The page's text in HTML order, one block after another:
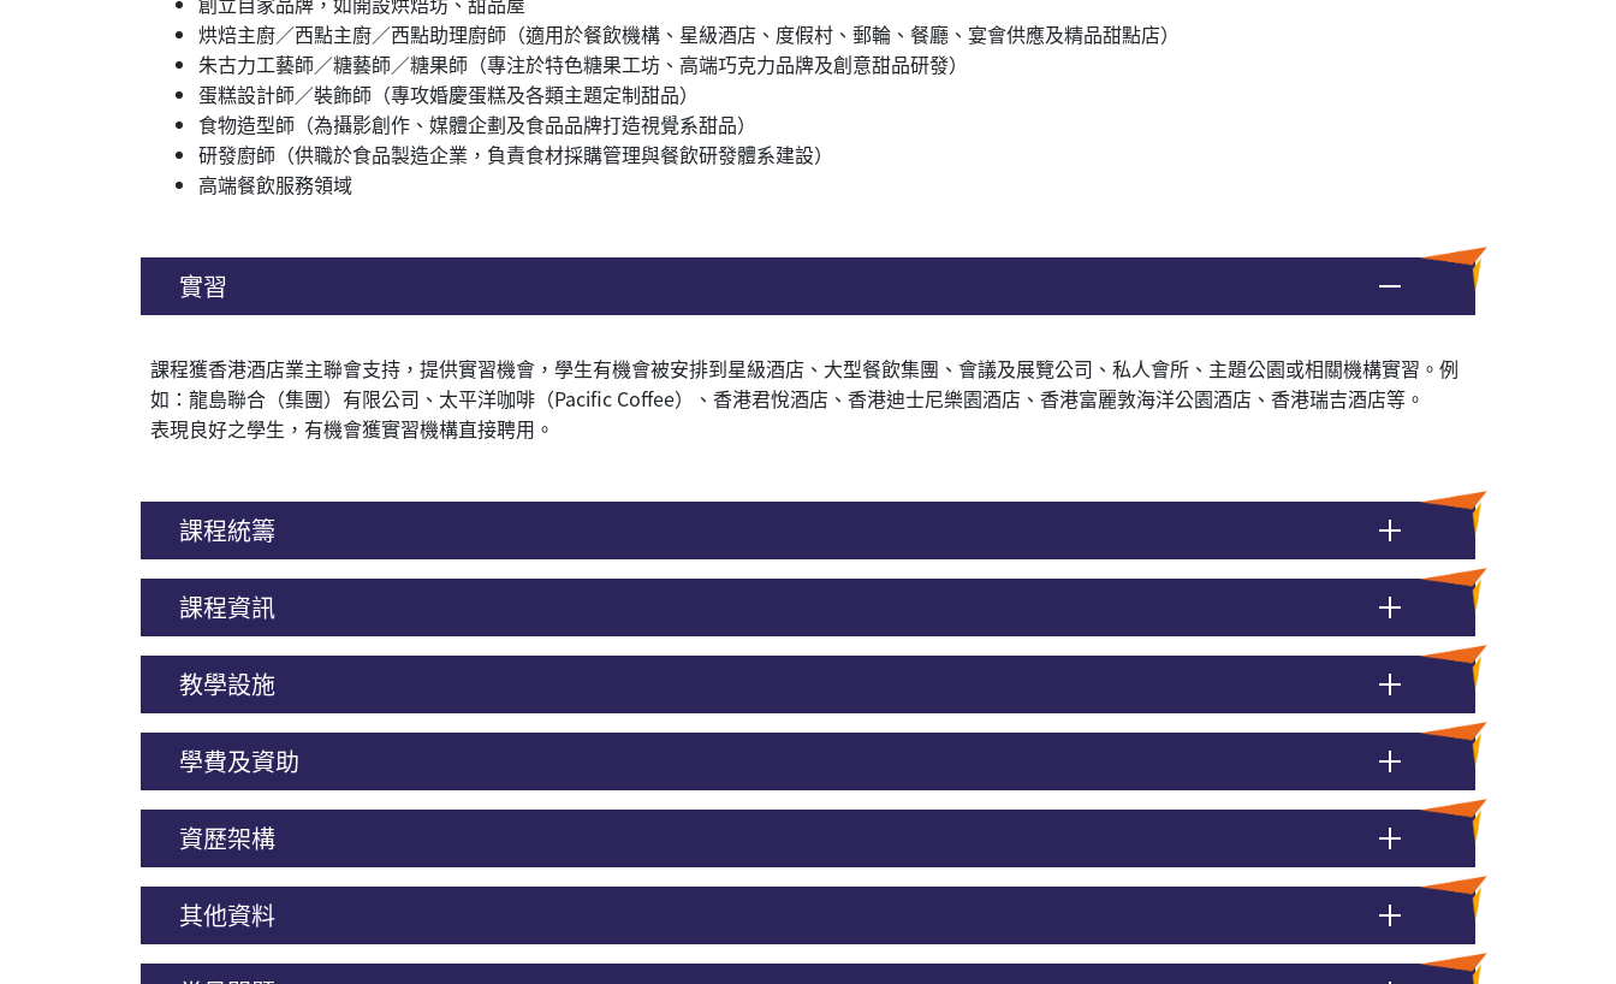
烘焙主廚／西點主廚／西點助理廚師（適用於餐飲機構、星級酒店、度假村、郵輪、餐廳、宴會供應及精品甜點店）
朱古力工藝師／糖藝師／糖果師（專注於特色糖果工坊、高端巧克力品牌及創意甜品研發）
蛋糕設計師／裝飾師（專攻婚慶蛋糕及各類主題定制甜品）
食物造型師（為攝影創作、媒體企劃及食品品牌打造視覺系甜品）
研發廚師（供職於食品製造企業，負責食材採購管理與餐飲研發體系建設）
高端餐飲服務領域
實習
課程獲香港酒店業主聯會支持，提供實習機會，學生有機會被安排到星級酒店、大型餐飲集團、會議及展覽公司、私人會所、主題公園或相關機構實習。例
如：龍島聯合（集團）有限公司、太平洋咖啡（Pacific Coffee）、香港君悅酒店、香港迪士尼樂園酒店、香港富麗敦海洋公園酒店、香港瑞吉酒店等。
表現良好之學生，有機會獲實習機構直接聘用。
課程統籌
課程資訊
教學設施
學費及資助
資歷架構
其他資料